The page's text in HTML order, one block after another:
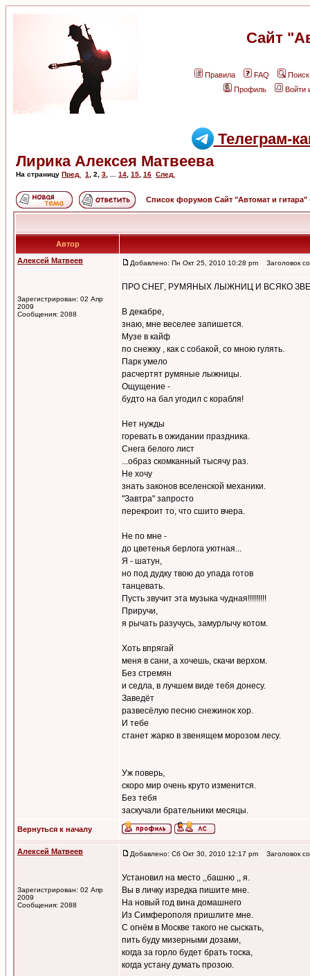
Сайт
Правила FAQ
Поиск
Профиль
Войти
Телеграм-
Лирика Алексея Матвеева
На страницу Пред. 1 2 3 14 15 16 След.
Список форумов Сайт "Автомат и гитара"
Автор
Алексей Матвеев
Зарегистрирован: 02 Апр
2009
Сообщения: 2088
Добавлено: Пн Окт 25, 2010 10:28 pm Заголовок
ПРО СНЕГ, РУМЯНЫХ ЛЫЖНИЦ И ВСЯКО
В декабре,
знаю, мне веселее запишется.
Музе в кайф
по снежку , как с собакой, со мною гулять.
Парк умело
расчертят румяные лыжницы.
Ощущение -
будто на бал угодил с корабля!
Нет нужды
горевать в ожидании праздника.
Снега белого лист
...образ скомканный тысячу раз.
Не хочу
знать законов вселенской механики.
"Завтра" запросто
перекроит то, что сшито вчера.
Не по мне -
до цветенья берлога уютная...
Я - шатун,
но под дудку твою до упада готов
танцевать.
Пусть звучит эта музыка чудная!!!!!!!!!
Приручи,
я рычать разучусь, замурлычу котом.
Хоть впрягай
меня в сани, а хочешь, скачи верхом.
Без стремян
и седла, в лучшем виде тебя донесу.
Заведёт
развесёлую песню снежинок хор.
И тебе
станет жарко в звенящем морозом лесу.
Уж поверь,
скоро мир очень круто изменится.
Без тебя
заскучали брательники месяцы.
Вернуться к началу
Алексей Матвеев
Зарегистрирован: 02 Апр
2009
Сообщения: 2088
Добавлено: Сб Окт 30, 2010 12:17 pm Заголовок
Установил на место ,,башню ,, я.
Вы в личку изредка пишите мне.
На новый год вина домашнего
Из Симферополя пришлите мне.
С огнём в Москве такого не сыскать,
пить буду мизерными дозами,
когда за горло будет брать тоска,
когда устану думать прозою.